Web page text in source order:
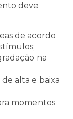
deve
de acordo
na
alta e baixa
momentos